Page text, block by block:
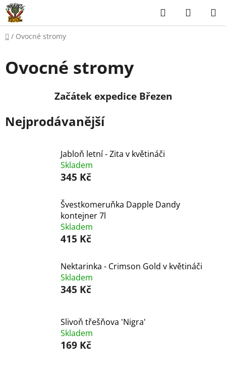
Přejít
na
obsah
Hledat
KOŠÍK
Domů
/ Ovocné stromy
Ovocné stromy
Začátek expedice Březen
Nejprodávanější
Jabloň letní - Zita v květináči
Skladem
345 Kč
Švestkomeruňka Dapple Dandy
kontejner 7l
Skladem
415 Kč
Nektarinka - Crimson Gold v květináči
Skladem
345 Kč
Slivoň třešňova 'Nigra'
Skladem
169 Kč